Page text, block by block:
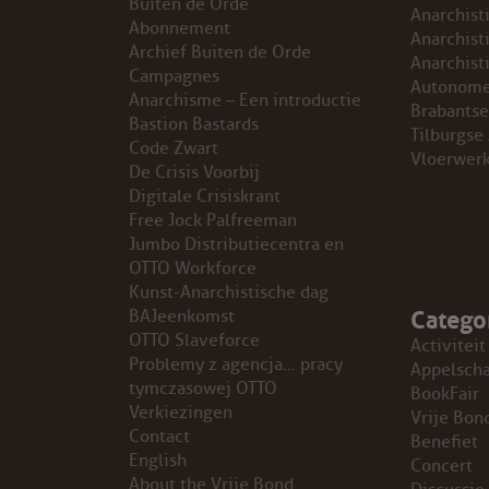
ANARCHISTISCHE GROEP A’DAM
ANARCHISTISCH COLLECTIEF ANTWERPEN
ANARCHISTISCH COLLECTIEF BRUGGE
VB AMSTERDAM
VRIJ COLLECTIEF KORTRIJK
LEUVENSE ANARCHISTISCHE GROEP
VB UTRECHT
Buiten de Orde
Abonnement
Archief Buiten de Orde
Campagnes
Anarchisme – Een introductie
Bastion Bastards
Code Zwart
De Crisis Voorbij
Digitale Crisiskrant
Free Jock Palfreeman
Jumbo Distributiecentra en
OTTO Workforce
Kunst-Anarchistische dag
BAJeenkomst
OTTO Slaveforce
Problemy z agencja… pracy
tymczasowej OTTO
Verkiezingen
Contact
English
Tilburgse
Activiteit
Appelscha
BookFair
Vrije
Benefiet
Concert